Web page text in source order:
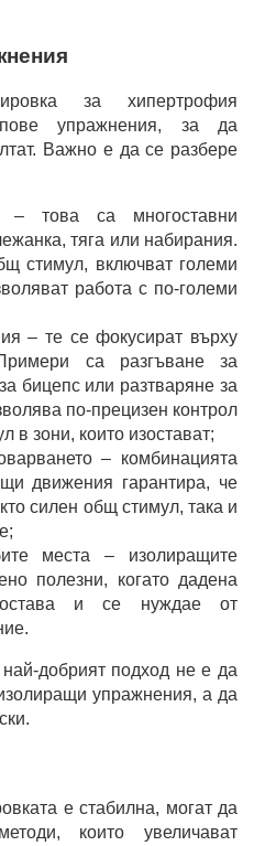
за хипертрофия
упражнения, за да
Важно е да се разбере
– това са многоставни
тяга или набирания.
стимул, включват големи
работа с по-големи
– те се фокусират върху
са разгъване за
бицепс или разтваряне за
по-прецизен контрол
в зони, които изостават;
– комбинацията
движения гарантира, че
силен общ стимул, така и
места – изолиращите
полезни, когато дадена
и се нуждае от
добрият подход не е да
упражнения, а да
е стабилна, могат да
които увеличават